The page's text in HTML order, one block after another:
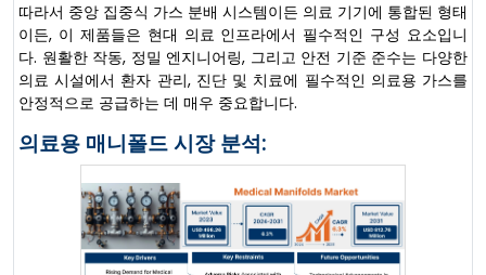
따라서 중앙 집중식 가스 분배 시스템이든 의료 기기에 통합된 형태
이든, 이 제품들은 현대 의료 인프라에서 필수적인 구성 요소입니
다. 원활한 작동, 정밀 엔지니어링, 그리고 안전 기준 준수는 다양한
의료 시설에서 환자 관리, 진단 및 치료에 필수적인 의료용 가스를
안정적으로 공급하는 데 매우 중요합니다.
의료용 매니폴드 시장 분석: